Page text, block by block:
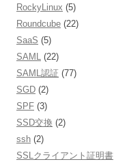
RockyLinux (5)
Roundcube (22)
SaaS (5)
SAML (22)
SAML認証 (77)
SGD (2)
SPF (3)
SSD交換 (2)
ssh (2)
SSLクライアント証明書